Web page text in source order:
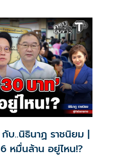
บ..นิธินาฏ ราชนิยม |
หมื่นล้าน อยู่ไหน!?